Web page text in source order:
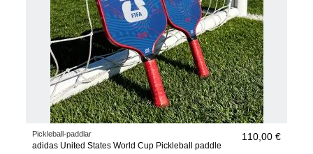
Pickleball-paddlar
adidas United States World Cup Pickleball paddle
110,00 €